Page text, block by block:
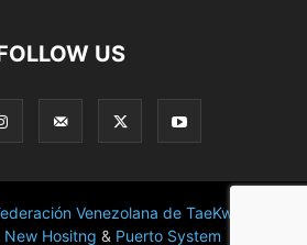
US
Venezolana de TaeKwonDo
New Hositng & Puerto System